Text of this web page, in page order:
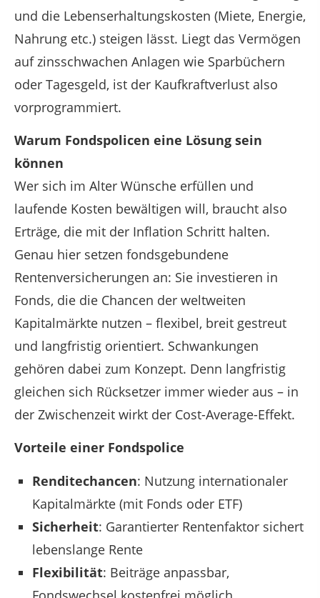
und die Lebenserhaltungskosten (Miete, Energie,
Nahrung etc.) steigen lässt. Liegt das Vermögen
auf zinsschwachen Anlagen wie Sparbüchern
oder Tagesgeld, ist der Kaufkraftverlust also
vorprogrammiert.
Warum Fondspolicen eine Lösung sein
können
Wer sich im Alter Wünsche erfüllen und
laufende Kosten bewältigen will, braucht also
Erträge, die mit der Inflation Schritt halten.
Genau hier setzen fondsgebundene
Rentenversicherungen an: Sie investieren in
Fonds, die die Chancen der weltweiten
Kapitalmärkte nutzen – flexibel, breit gestreut
und langfristig orientiert. Schwankungen
gehören dabei zum Konzept. Denn langfristig
gleichen sich Rücksetzer immer wieder aus – in
der Zwischenzeit wirkt der Cost-Average-Effekt.
Vorteile einer Fondspolice
Renditechancen: Nutzung internationaler
Kapitalmärkte (mit Fonds oder ETF)
Sicherheit: Garantierter Rentenfaktor sichert
lebenslange Rente
Flexibilität: Beiträge anpassbar,